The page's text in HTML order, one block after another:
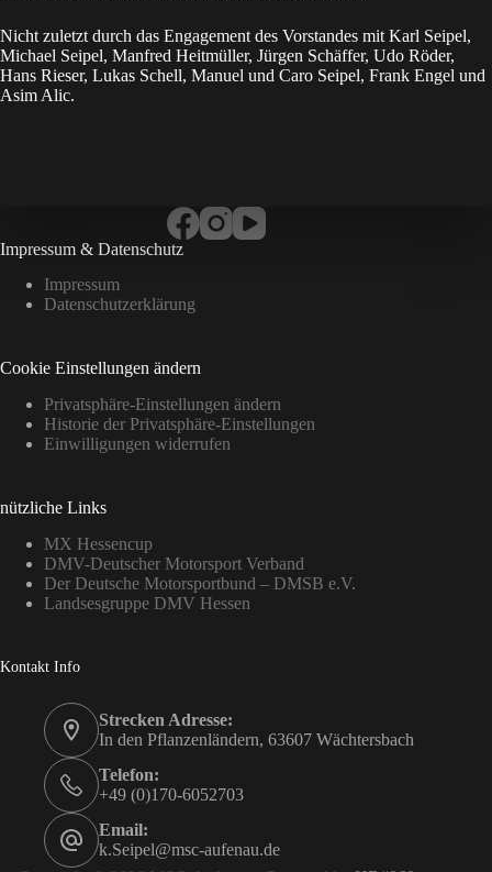
Nicht zuletzt durch das Engagement des Vorstandes mit Karl Seipel,
Michael Seipel, Manfred Heitmüller, Jürgen Schäffer, Udo Röder,
Hans Rieser, Lukas Schell, Manuel und Caro Seipel, Frank Engel und
Asim Alic.
Impressum & Datenschutz
Impressum
Datenschutzerklärung
Cookie Einstellungen ändern
Privatsphäre-Einstellungen ändern
Historie der Privatsphäre-Einstellungen
Einwilligungen widerrufen
nützliche Links
MX Hessencup
DMV-Deutscher Motorsport Verband
Der Deutsche Motorsportbund – DMSB e.V.
Landsesgruppe DMV Hessen
Kontakt Info
Strecken Adresse:
In den Pflanzenländern, 63607 Wächtersbach
Telefon:
+49 (0)170-6052703
Email:
k.Seipel@msc-aufenau.de